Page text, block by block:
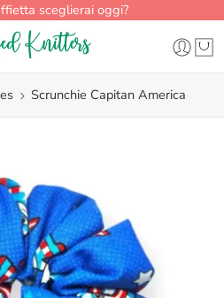
sceglierai oggi?
Scrunchie Capitan America